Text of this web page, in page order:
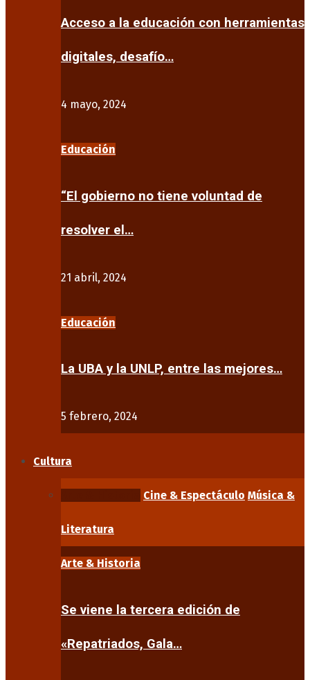
Acceso a la educación con herramientas
digitales, desafío…
4 mayo, 2024
Educación
“El gobierno no tiene voluntad de
resolver el…
21 abril, 2024
Educación
La UBA y la UNLP, entre las mejores…
5 febrero, 2024
Cultura
Cine & Espectáculo Música &
Literatura
Arte & Historia
Se viene la tercera edición de
«Repatriados, Gala…